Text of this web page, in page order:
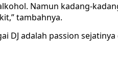
Namun kadang-
tambahnya.
DJ adalah passion